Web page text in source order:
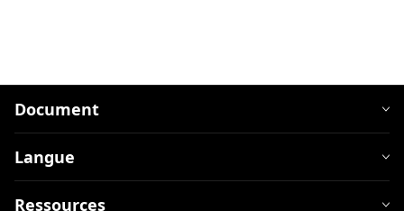
Document
Langue
Ressources